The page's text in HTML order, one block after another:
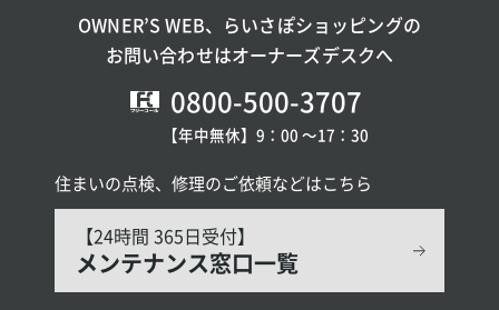
OWNER’S WEB、らいさぽショッピングの
お問い合わせはオーナーズデスクへ
0800-500-3707
【年中無休】9：00 〜17：30
住まいの点検、修理のご依頼などはこちら
【24時間 365日受付】
メンテナンス窓口一覧